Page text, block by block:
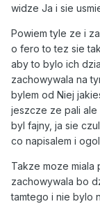
widze Ja i sie
Powiem tyle ze i
o fero to tez sie
aby to bylo ich
zachowywala na
bylem od Niej
jeszcze ze pali
byl fajny, ja sie
co napisalem i
Takze moze
zachowywala bo
tamtego i nie bylo